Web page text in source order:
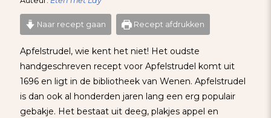
Naar recept gaan Recept afdrukken
Apfelstrudel, wie kent het niet! Het oudste
handgeschreven recept voor Apfelstrudel komt uit
1696 en ligt in de bibliotheek van Wenen. Apfelstrudel
is dan ook al honderden jaren lang een erg populair
gebakje. Het bestaat uit deeg, plakjes appel en